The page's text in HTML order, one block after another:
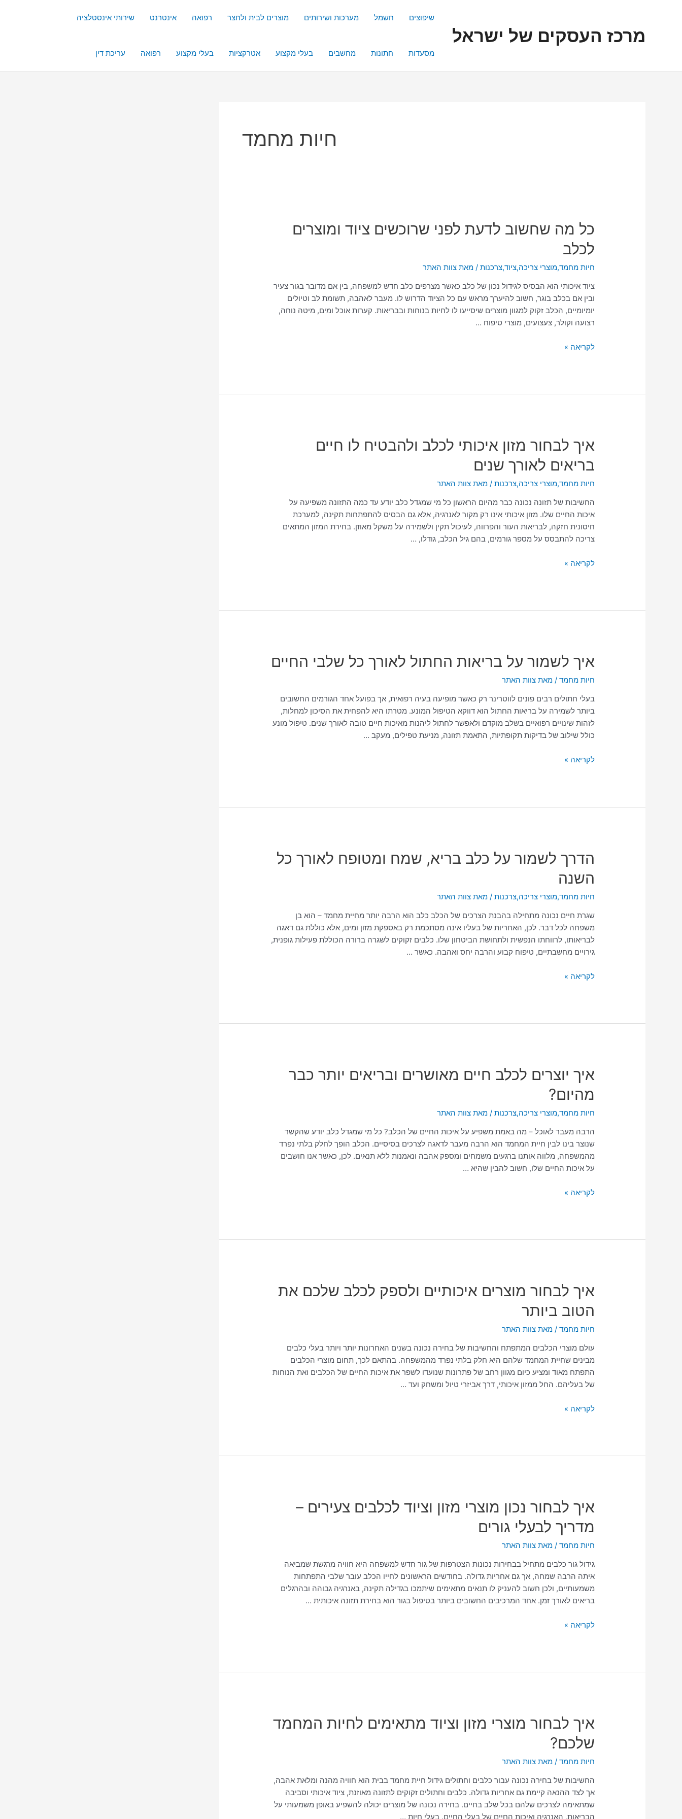
מרכז העסקים של ישראל
שיפוצים חשמל מערכות ושירותים מוצרים לבית ולחצר רפואה אינטרנט שירותי אינסטלציה
מסעדות חתונות מחשבים בעלי מקצוע אטרקציות בעלי מקצוע רפואה עריכת דין
חיות מחמד
כל מה שחשוב לדעת לפני שרוכשים ציוד ומוצרים
לכלב
חיות מחמד,מוצרי צריכה,ציוד,צרכנות / מאתצוות האתר
ציוד איכותי הוא הבסיס לגידול נכון של כלב כאשר מצרפים כלב חדש למשפחה, בין אם מדובר בגור צעיר
ובין אם בכלב בוגר, חשוב להיערך מראש עם כל הציוד הדרוש לו. מעבר לאהבה, תשומת לב וטיולים
יומיומיים, הכלב זקוק למגוון מוצרים שיסייעו לו לחיות בנוחות ובבריאות. קערות אוכל ומים, מיטה נוחה,
רצועה וקולר, צעצועים, מוצרי טיפוח …
כל
מה
שחשוב
לפני
שרוכשים
ציוד
ומוצרים
לכלב
לקריאה »
איך לבחור מזון איכותי לכלב ולהבטיח לו חיים
בריאים לאורך שנים
חיות מחמד,מוצרי צריכה,צרכנות / מאתצוות האתר
החשיבות של תזונה נכונה כבר מהיום הראשון כל מי שמגדל כלב יודע עד כמה התזונה משפיעה על
איכות החיים שלו. מזון איכותי אינו רק מקור לאנרגיה, אלא גם הבסיס להתפתחות תקינה, למערכת
חיסונית חזקה, לבריאות העור והפרווה, לעיכול תקין ולשמירה על משקל מאוזן. בחירת המזון המתאים
צריכה להתבסס על מספר גורמים, בהם גיל הכלב, גודלו, …
איך
לבחור
מזון
לכלב
ולהבטיח
לו
חיים
בריאים
שנים
לקריאה »
איך לשמור על בריאות החתול לאורך כל שלבי החיים
חיות מחמד / מאתצוות האתר
בעלי חתולים רבים פונים לווטרינר רק כאשר מופיעה בעיה רפואית, אך בפועל אחד הגורמים החשובים
ביותר לשמירה על בריאות החתול הוא דווקא הטיפול המונע. מטרתו היא להפחית את הסיכון למחלות,
לזהות שינויים רפואיים בשלב מוקדם ולאפשר לחתול ליהנות מאיכות חיים טובה לאורך שנים. טיפול מונע
כולל שילוב של בדיקות תקופתיות, התאמת תזונה, מניעת טפילים, מעקב …
איך
לשמור
על
בריאות
לאורך
החיים
לקריאה »
הדרך לשמור על כלב בריא, שמח ומטופח לאורך כל
השנה
חיות מחמד,מוצרי צריכה,צרכנות / מאתצוות האתר
שגרת חיים נכונה מתחילה בהבנת הצרכים של הכלב כלב הוא הרבה יותר מחיית מחמד – הוא בן
משפחה לכל דבר. לכן, האחריות של בעליו אינה מסתכמת רק באספקת מזון ומים, אלא כוללת גם דאגה
לבריאותו, לרווחתו הנפשית ולתחושת הביטחון שלו. כלבים זקוקים לשגרה ברורה הכוללת פעילות גופנית,
גירויים מחשבתיים, טיפוח קבוע והרבה יחס ואהבה. כאשר …
הדרך
לשמור
על
בריא,
שמח
ומטופח
לאורך
כל
לקריאה »
איך יוצרים לכלב חיים מאושרים ובריאים יותר כבר
מהיום?
חיות מחמד,מוצרי צריכה,צרכנות / מאתצוות האתר
הרבה מעבר לאוכל – מה באמת משפיע על איכות החיים של הכלב? כל מי שמגדל כלב יודע שהקשר
שנוצר בינו לבין חיית המחמד הוא הרבה מעבר לדאגה לצרכים בסיסיים. הכלב הופך לחלק בלתי נפרד
מהמשפחה, מלווה אותנו ברגעים משמחים ומספק אהבה ונאמנות ללא תנאים. לכן, כאשר אנו חושבים
על איכות החיים שלו, חשוב להבין שהיא …
איך
יוצרים
לכלב
מאושרים
ובריאים
יותר
כבר
מהיום?
לקריאה »
איך לבחור מוצרים איכותיים ולספק לכלב שלכם את
הטוב ביותר
חיות מחמד / מאתצוות האתר
עולם מוצרי הכלבים המתפתח והחשיבות של בחירה נכונה בשנים האחרונות יותר ויותר בעלי כלבים
מבינים שחיית המחמד שלהם היא חלק בלתי נפרד מהמשפחה. בהתאם לכך, תחום מוצרי הכלבים
התפתח מאוד ומציע כיום מגוון רחב של פתרונות שנועדו לשפר את איכות החיים של הכלבים ואת הנוחות
של בעליהם. החל ממזון איכותי, דרך אביזרי טיול ומשחק ועד …
איך
לבחור
מוצרים
ולספק
לכלב
שלכם
את
הטוב
לקריאה »
איך לבחור נכון מוצרי מזון וציוד לכלבים צעירים –
מדריך לבעלי גורים
חיות מחמד / מאתצוות האתר
גידול גור כלבים מתחיל בבחירות נכונות הצטרפות של גור חדש למשפחה היא חוויה מרגשת שמביאה
איתה הרבה שמחה, אך גם אחריות גדולה. בחודשים הראשונים לחייו הכלב עובר שלבי התפתחות
משמעותיים, ולכן חשוב להעניק לו תנאים מתאימים שיתמכו בגדילה תקינה, באנרגיה גבוהה ובהרגלים
בריאים לאורך זמן. אחד המרכיבים החשובים ביותר בטיפול בגור הוא בחירת תזונה איכותית …
איך
לבחור
נכון
מזון
וציוד
לכלבים
צעירים
–
לבעלי
לקריאה »
איך לבחור מוצרי מזון וציוד מתאימים לחיות המחמד
שלכם?
חיות מחמד / מאתצוות האתר
החשיבות של בחירה נכונה עבור כלבים וחתולים גידול חיית מחמד בבית הוא חוויה מהנה ומלאת אהבה,
אך לצד ההנאה קיימת גם אחריות גדולה. כלבים וחתולים זקוקים לתזונה מאוזנת, ציוד איכותי וסביבה
שמתאימה לצרכים שלהם בכל שלב בחיים. בחירה נכונה של מוצרים יכולה להשפיע באופן משמעותי על
הבריאות, האנרגיה ואיכות החיים של בעלי החיים. בעלי חיות …
איך
לבחור
מוצרי
וציוד
מתאימים
לחיות
המחמד
שלכם?